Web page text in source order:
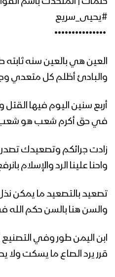
زامل رُبى جيزان |
زامل أبطال
– 1441هـ
#يحيى_سريع
‏ •••••••••••••••
العين هي بالعين سنه ثابته
والبادئ أظلم كل متعدي
أربع سنين اليوم فيها القتل
في حق أكرم شعب هو شعب
زادت جرائكم وتصعيدك
واحنا علينا الرد والإسلام
تصعيد بالتصعيد ما يمكن
والسن هنا بالسن حكم
ابن اليمن طور وفي التصنيع
قرر يرد الصاع ما يسكت ولا